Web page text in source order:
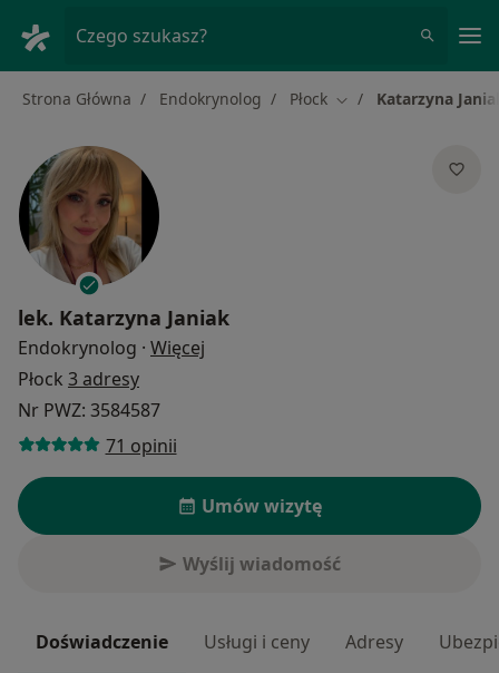
Czego szukasz?
Strona Główna Endokrynolog Płock Zmień miasto
Katarzyna
lek. Katarzyna Janiak
Endokrynolog · Więcej
Płock 3 adresy
Nr PWZ: 3584587
71 opinii
Umów wizytę
Wyślij wiadomość
Doświadczenie Usługi i ceny Adresy